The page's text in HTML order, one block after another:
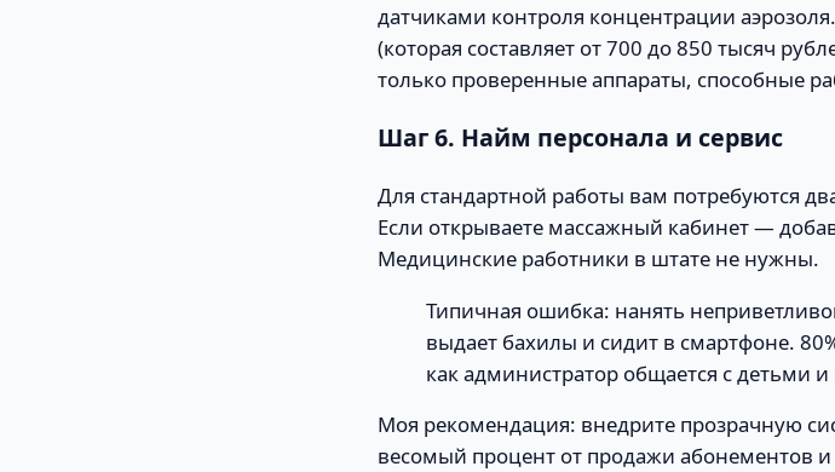
датчиками контроля концентрации
(которая составляет от 700 до 850 тысяч
только проверенные аппараты, способные
Шаг 6. Найм персонала и сервис
Для стандартной работы вам потребуются
Если открываете массажный кабинет —
Медицинские работники в штате не нужны.
Типичная ошибка: нанять
выдает бахилы и сидит в смартфоне.
как администратор общается с детьми
Моя рекомендация: внедрите прозрачную
весомый процент от продажи абонементов